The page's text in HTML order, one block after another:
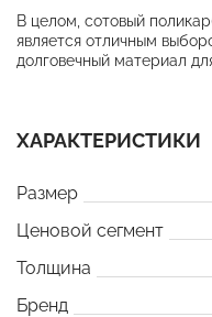
В целом, сотовый
является отличным
долговечный материал
ХАРАКТЕРИСТИКИ
Размер
Ценовой сегмент
Толщина
Бренд